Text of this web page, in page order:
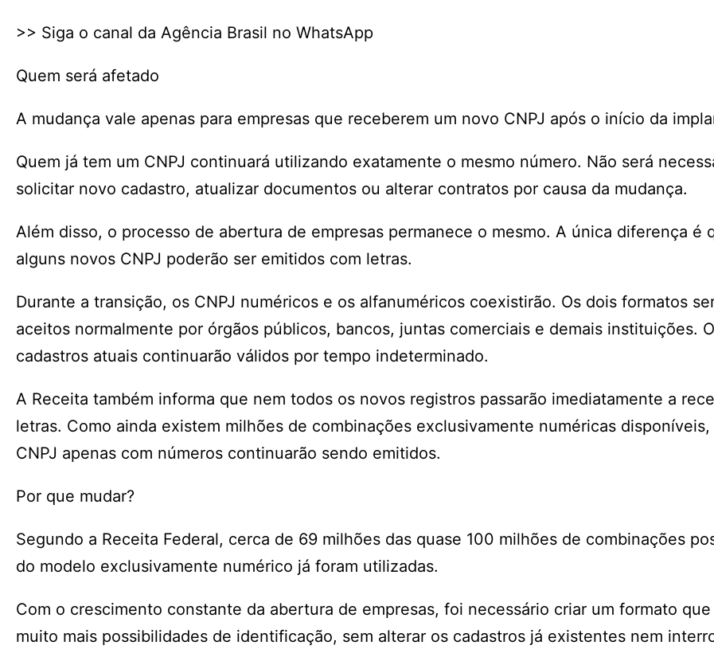
>> Siga o canal da Agência Brasil no WhatsApp
Quem será afetado
A mudança vale apenas para empresas que receberem um novo CNPJ após o início da
Quem já tem um CNPJ continuará utilizando exatamente o mesmo número. Não será
solicitar novo cadastro, atualizar documentos ou alterar contratos por causa da mudança.
Além disso, o processo de abertura de empresas permanece o mesmo. A única diferença é
alguns novos CNPJ poderão ser emitidos com letras.
Durante a transição, os CNPJ numéricos e os alfanuméricos coexistirão. Os dois formatos
aceitos normalmente por órgãos públicos, bancos, juntas comerciais e demais instituições.
cadastros atuais continuarão válidos por tempo indeterminado.
A Receita também informa que nem todos os novos registros passarão imediatamente a
letras. Como ainda existem milhões de combinações exclusivamente numéricas
CNPJ apenas com números continuarão sendo emitidos.
Por que mudar?
Segundo a Receita Federal, cerca de 69 milhões das quase 100 milhões de combinações
do modelo exclusivamente numérico já foram utilizadas.
Com o crescimento constante da abertura de empresas, foi necessário criar um formato
muito mais possibilidades de identificação, sem alterar os cadastros já existentes nem